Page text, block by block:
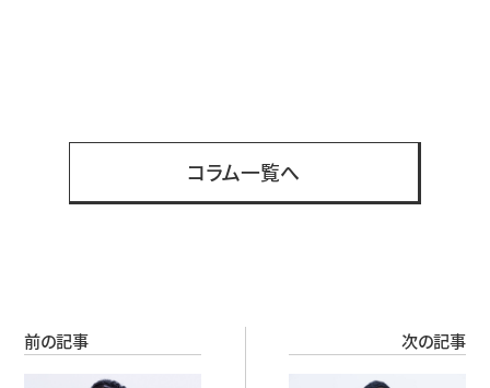
コラム一覧へ
前の記事 次の記事